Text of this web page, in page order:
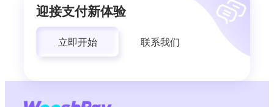
迎接支付新体验
立即开始 联系我们